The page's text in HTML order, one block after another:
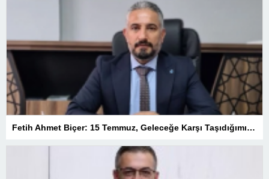
Fetih Ahmet Biçer: 15 Temmuz, Geleceğe Karşı Taşıdığımız Sorumluluğu Hatırlatan Bir Milattır